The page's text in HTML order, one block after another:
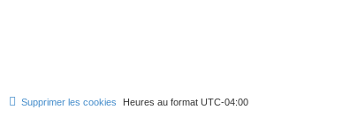
Heures au format UTC-04:00
Supprimer les cookies